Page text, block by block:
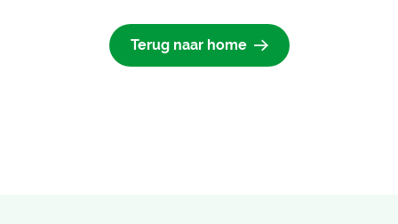
Terug naar home